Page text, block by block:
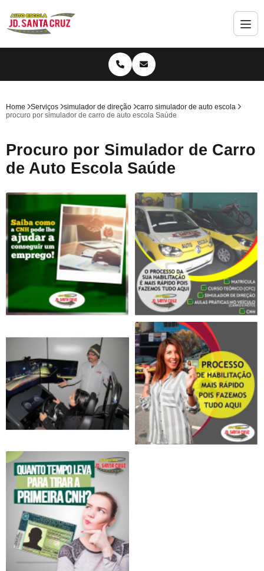
Home Serviços simulador de direção
carro simulador de auto escola
procuro por simulador de carro de auto escola Saúde
Procuro por Simulador de Carro
de Auto Escola Saúde